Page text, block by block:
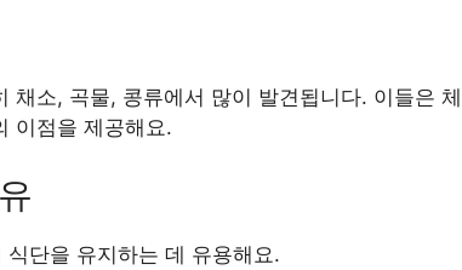
채소, 곡물, 콩류에서 많이 발견됩니다. 이들은 체
이점을 제공해요.
단을 유지하는 데 유용해요.